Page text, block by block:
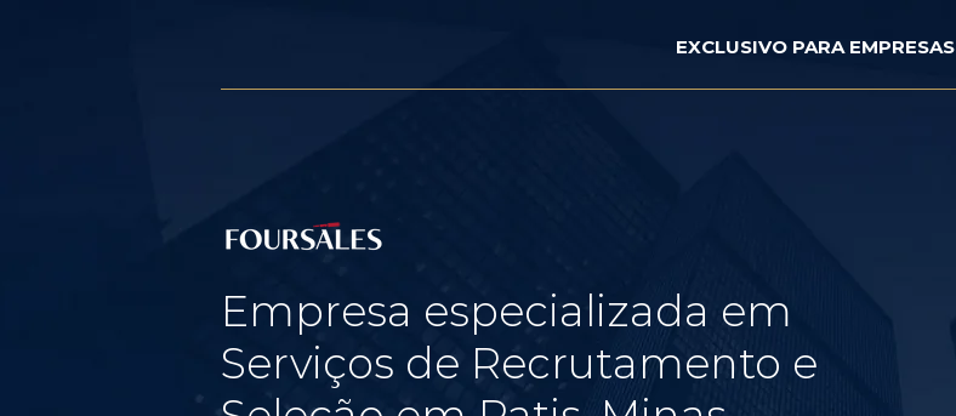
EXCLUSIVO PARA EMPRESAS
Empresa especializada em
Serviços de Recrutamento e